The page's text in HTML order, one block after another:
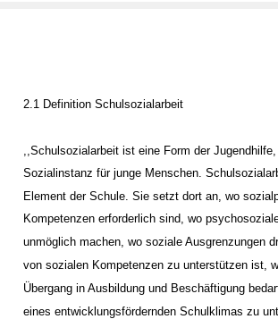
2.1 Definition Schulsozialarbeit
,,Schulsozialarbeit ist eine Form der
Sozialinstanz für junge Menschen.
Element der Schule. Sie setzt dort an, wo
Kompetenzen erforderlich sind, wo
unmöglich machen, wo soziale Ausgrenzungen
von sozialen Kompetenzen zu unterstützen ist,
Übergang in Ausbildung und Beschäftigung
eines entwicklungsfördernden Schulklimas zu